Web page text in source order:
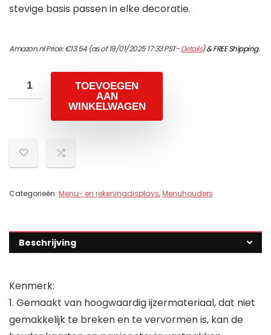
stevige basis passen in elke decoratie.
Amazon.nl Price:€13.54(as of 19/01/2025 17:33 PST-Details)&FREE Shipping.
TOEVOEGEN
AAN
WINKELWAGEN
Categorieën: Menu- en rekeningdisplays,Menuhouders
Beschrijving
Kenmerk:
1. Gemaakt van hoogwaardig ijzermateriaal, dat niet
gemakkelijk te breken en te vervormen is, kan de